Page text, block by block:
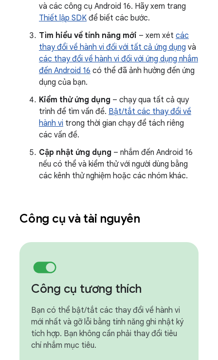
và các công cụ Android 16. Hãy xem trang
Thiết lập SDK để biết các bước.
Tìm hiểu về tính năng mới – xem xét các
thay đổi về hành vi đối với tất cả ứng dụng và
các thay đổi về hành vi đối với ứng dụng nhắm
đến Android 16 có thể đã ảnh hưởng đến ứng
dụng của bạn.
Kiểm thử ứng dụng – chạy qua tất cả quy
trình để tìm vấn đề. Bật/tắt các thay đổi về
hành vi trong thời gian chạy để tách riêng
các vấn đề.
Cập nhật ứng dụng – nhắm đến Android 16
nếu có thể và kiểm thử với người dùng bằng
các kênh thử nghiệm hoặc các nhóm khác.
Công cụ và tài nguyên
Công cụ tương thích
Bạn có thể bật/tắt các thay đổi về hành vi
mới nhất và gỡ lỗi bằng tính năng ghi nhật ký
tích hợp. Bạn không cần phải thay đổi tiêu
chí nhắm mục tiêu.